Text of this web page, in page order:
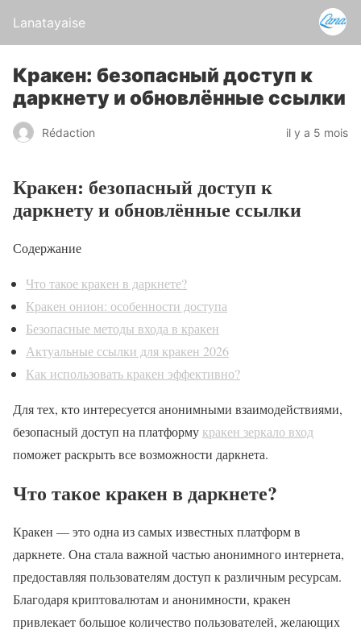
Lanatayaise
Кракен: безопасный доступ к
даркнету и обновлённые ссылки
Rédaction il y a 5 mois
Кракен: безопасный доступ к
даркнету и обновлённые ссылки
Содержание
Что такое кракен в даркнете?
Кракен онион: особенности доступа
Безопасные методы входа в кракен
Актуальные ссылки для кракен 2026
Как использовать кракен эффективно?
Для тех, кто интересуется анонимными взаимодействиями,
безопасный доступ на платформу кракен зеркало вход
поможет раскрыть все возможности даркнета.
Что такое кракен в даркнете?
Кракен — это одна из самых известных платформ в
даркнете. Она стала важной частью анонимного интернета,
предоставляя пользователям доступ к различным ресурсам.
Благодаря криптовалютам и анонимности, кракен
привлекает большое количество пользователей, желающих